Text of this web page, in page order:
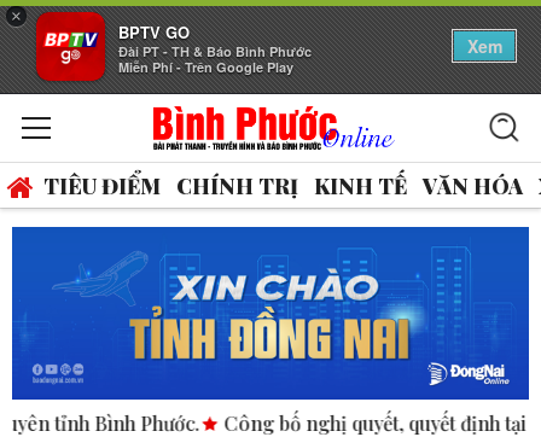
×
BPTV GO
Đài PT - TH & Báo Bình Phước
Miễn Phí - Trên Google Play
Xem
TIÊU ĐIỂM CHÍNH TRỊ KINH TẾ VĂN HÓA
Phước. Công bố nghị quyết, quyết định tại các xã,